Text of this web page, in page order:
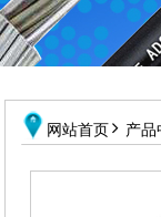
网站首页  产品